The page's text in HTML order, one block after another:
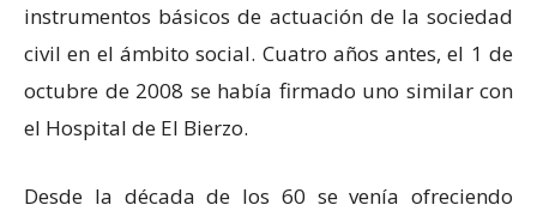
instrumentos básicos de actuación de la sociedad
civil en el ámbito social. Cuatro años antes, el 1 de
octubre de 2008 se había firmado uno similar con
el Hospital de El Bierzo.
Desde la década de los 60 se venía ofreciendo